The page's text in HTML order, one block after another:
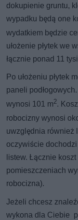
dokupienie gruntu,
wypadku będą one
wydatkiem będzie
ułożenie płytek we
łącznie ponad 11
Po ułożeniu płytek
paneli
wynosi 101 m2.
robocizny wynosi
uwzględnia również
oczywiście
listew. Łącznie
pomieszczeniach
robocizna).
Jeżeli chcesz
wykona dla Ciebie